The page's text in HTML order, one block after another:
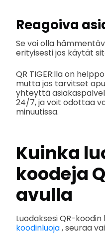
Reagoiva
Se voi olla
erityisesti jos käytät
QR TIGER:lla on
mutta jos tarvitset
yhteyttä
24/7, ja voit odottaa
minuutissa.
Kuinka
koodeja
avulla
Luodaksesi QR-
koodinluoja, seuraa